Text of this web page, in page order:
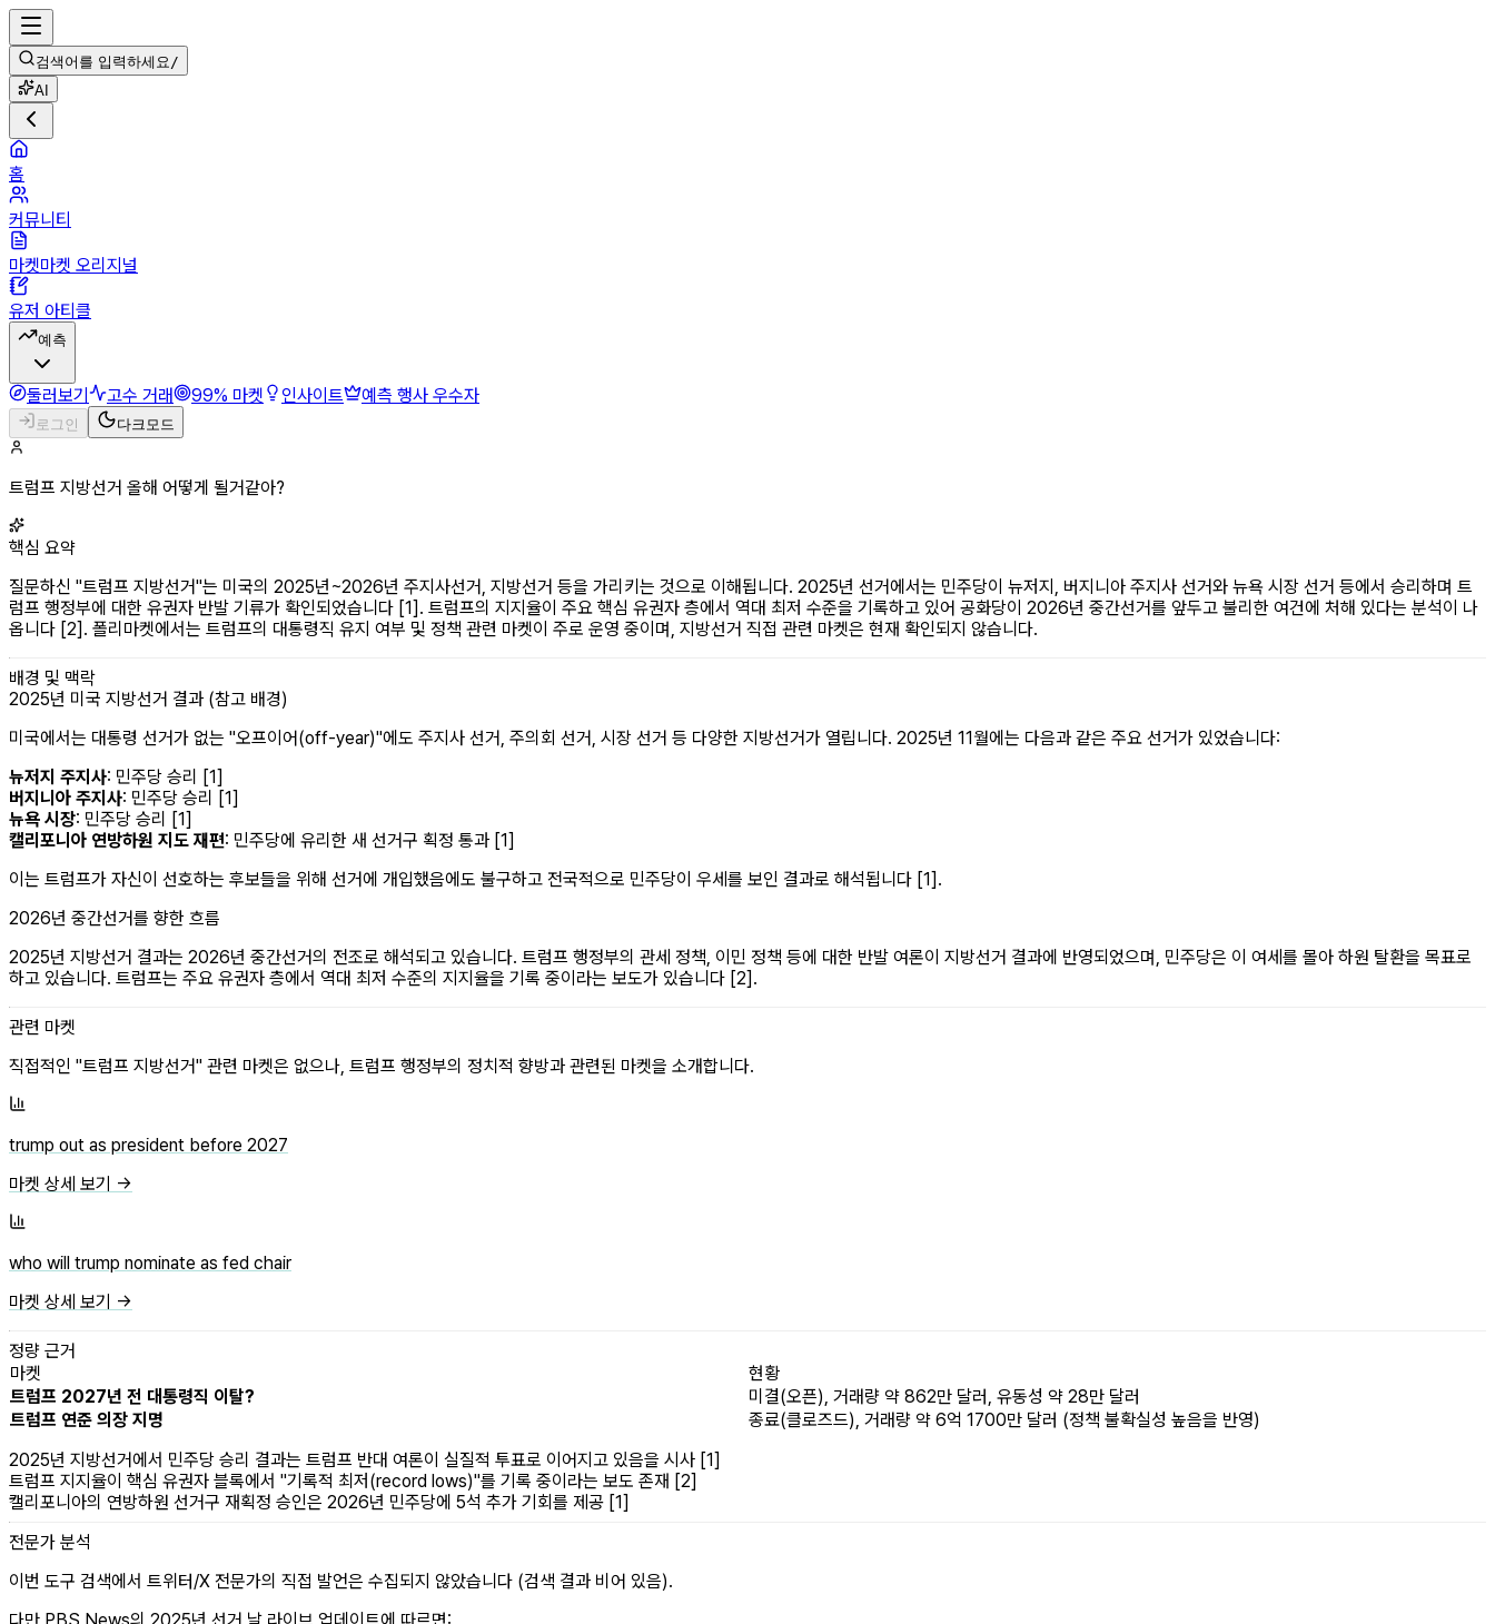
검색어를 입력하세요/
AI
홈
커뮤니티
마켓마켓 오리지널
유저 아티클
예측
둘러보기 고수 거래 99% 마켓 인사이트 예측 행사 우수자
로그인 다크모드
트럼프 지방선거 올해 어떻게 될거같아?
핵심 요약
질문하신 "트럼프 지방선거"는 미국의 2025년~2026년 주지사선거, 지방선거 등을 가리키는 것으로 이해됩니다. 2025년 선거에서는 민주당이 뉴저지, 버지니아 주지사 선거와 뉴욕 시장 선거 등에서 승리하며 트
럼프 행정부에 대한 유권자 반발 기류가 확인되었습니다 [1]. 트럼프의 지지율이 주요 핵심 유권자 층에서 역대 최저 수준을 기록하고 있어 공화당이 2026년 중간선거를 앞두고 불리한 여건에 처해 있다는 분석이 나
옵니다 [2]. 폴리마켓에서는 트럼프의 대통령직 유지 여부 및 정책 관련 마켓이 주로 운영 중이며, 지방선거 직접 관련 마켓은 현재 확인되지 않습니다.
배경 및 맥락
2025년 미국 지방선거 결과 (참고 배경)
미국에서는 대통령 선거가 없는 "오프이어(off-year)"에도 주지사 선거, 주의회 선거, 시장 선거 등 다양한 지방선거가 열립니다. 2025년 11월에는 다음과 같은 주요 선거가 있었습니다:
뉴저지 주지사: 민주당 승리 [1]
버지니아 주지사: 민주당 승리 [1]
뉴욕 시장: 민주당 승리 [1]
캘리포니아 연방하원 지도 재편: 민주당에 유리한 새 선거구 획정 통과 [1]
이는 트럼프가 자신이 선호하는 후보들을 위해 선거에 개입했음에도 불구하고 전국적으로 민주당이 우세를 보인 결과로 해석됩니다 [1].
2026년 중간선거를 향한 흐름
2025년 지방선거 결과는 2026년 중간선거의 전조로 해석되고 있습니다. 트럼프 행정부의 관세 정책, 이민 정책 등에 대한 반발 여론이 지방선거 결과에 반영되었으며, 민주당은 이 여세를 몰아 하원 탈환을 목표로
하고 있습니다. 트럼프는 주요 유권자 층에서 역대 최저 수준의 지지율을 기록 중이라는 보도가 있습니다 [2].
관련 마켓
직접적인 "트럼프 지방선거" 관련 마켓은 없으나, 트럼프 행정부의 정치적 향방과 관련된 마켓을 소개합니다.
trump out as president before 2027
마켓 상세 보기 →
who will trump nominate as fed chair
마켓 상세 보기 →
정량 근거
마켓
현황
트럼프 2027년 전 대통령직 이탈?
미결(오픈), 거래량 약 862만 달러, 유동성 약 28만 달러
트럼프 연준 의장 지명
종료(클로즈드), 거래량 약 6억 1700만 달러 (정책 불확실성 높음을 반영)
2025년 지방선거에서 민주당 승리 결과는 트럼프 반대 여론이 실질적 투표로 이어지고 있음을 시사 [1]
트럼프 지지율이 핵심 유권자 블록에서 "기록적 최저(record lows)"를 기록 중이라는 보도 존재 [2]
캘리포니아의 연방하원 선거구 재획정 승인은 2026년 민주당에 5석 추가 기회를 제공 [1]
전문가 분석
이번 도구 검색에서 트위터/X 전문가의 직접 발언은 수집되지 않았습니다 (검색 결과 비어 있음).